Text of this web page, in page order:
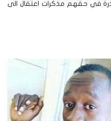
في حقهم مذكرات اعتقال الى